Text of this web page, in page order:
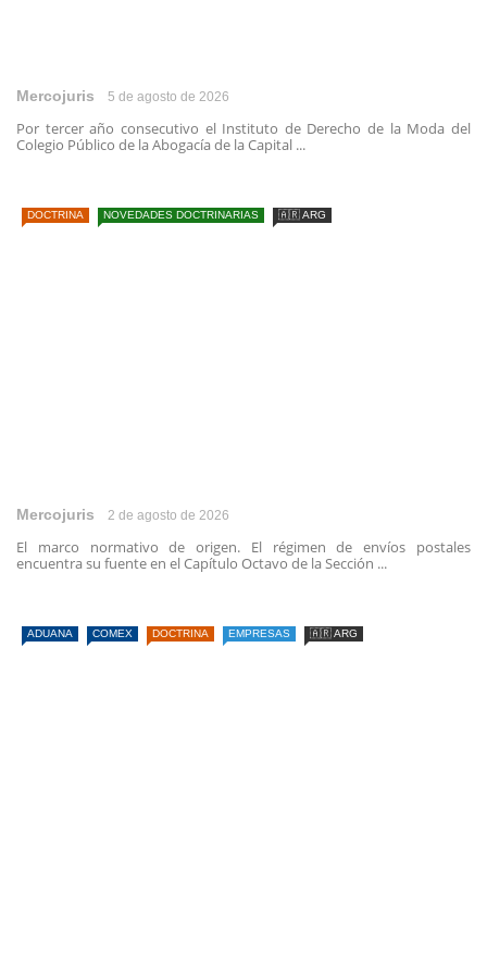
Mercojuris 5 de agosto de 2026
Por tercer año consecutivo el Instituto de Derecho de la Moda del
Colegio Público de la Abogacía de la Capital ...
DOCTRINA NOVEDADES DOCTRINARIAS 🇦🇷 ARG
Mercojuris 2 de agosto de 2026
El marco normativo de origen. El régimen de envíos postales
encuentra su fuente en el Capítulo Octavo de la Sección ...
ADUANA COMEX DOCTRINA EMPRESAS 🇦🇷 ARG